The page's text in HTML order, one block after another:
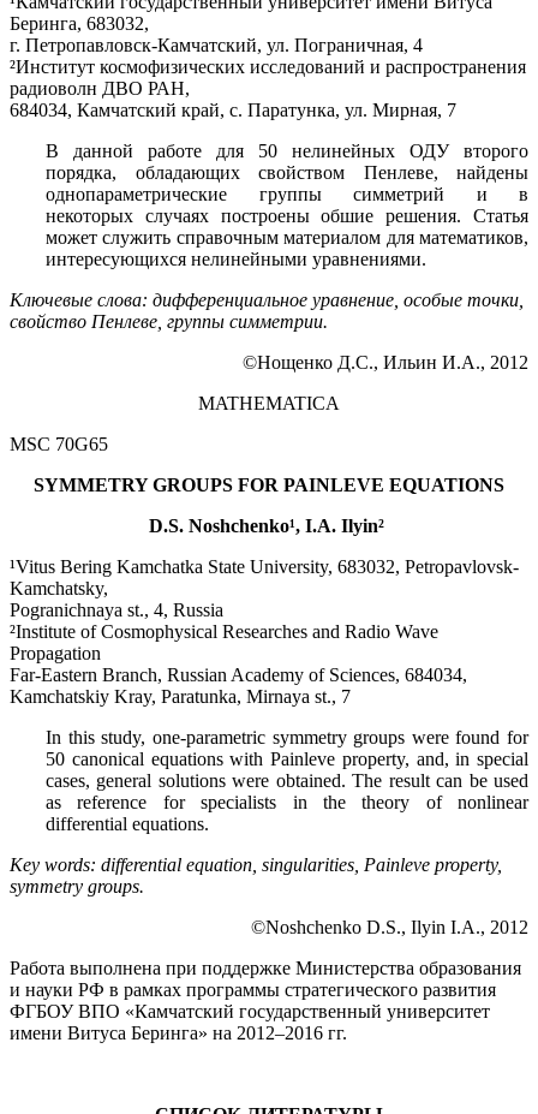
Беринга, 683032,
г. Петропавловск-Камчатский, ул. Пограничная, 4
²Институт космофизических исследований и распространения
радиоволн ДВО РАН,
684034, Камчатский край, c. Паратунка, ул. Мирная, 7
В данной работе для 50 нелинейных ОДУ второго
порядка, обладающих свойством Пенлеве, найдены
однопараметрические группы симметрий и в
некоторых случаях построены обшие решения. Статья
может служить справочным материалом для математиков,
интересующихся нелинейными уравнениями.
Ключевые слова: дифференциальное уравнение, особые точки,
свойство Пенлеве, группы симметрии.
©Нощенко Д.С., Ильин И.А., 2012
MATHEMATICA
MSC 70G65
SYMMETRY GROUPS FOR PAINLEVE EQUATIONS
D.S. Noshchenko¹, I.A. Ilyin²
¹Vitus Bering Kamchatka State University, 683032, Petropavlovsk-
Kamchatsky,
Pogranichnaya st., 4, Russia
²Institute of Cosmophysical Researches and Radio Wave
Propagation
Far-Eastern Branch, Russian Academy of Sciences, 684034,
Kamchatskiy Kray, Paratunka, Mirnaya st., 7
In this study, one-parametric symmetry groups were found for
50 canonical equations with Painleve property, and, in special
cases, general solutions were obtained. The result can be used
as reference for specialists in the theory of nonlinear
differential equations.
Key words: differential equation, singularities, Painleve property,
symmetry groups.
©Noshchenko D.S., Ilyin I.A., 2012
Работа выполнена при поддержке Министерства образования
и науки РФ в рамках программы стратегического развития
ФГБОУ ВПО «Камчатский государственный университет
имени Витуса Беринга» на 2012–2016 гг.